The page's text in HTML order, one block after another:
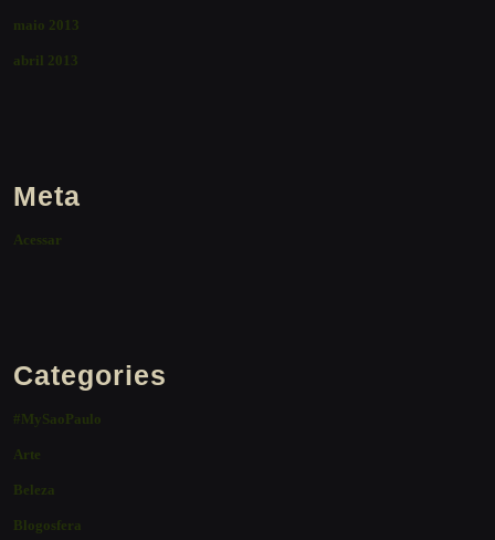
maio 2013
abril 2013
Meta
Acessar
Categories
#MySaoPaulo
Arte
Beleza
Blogosfera